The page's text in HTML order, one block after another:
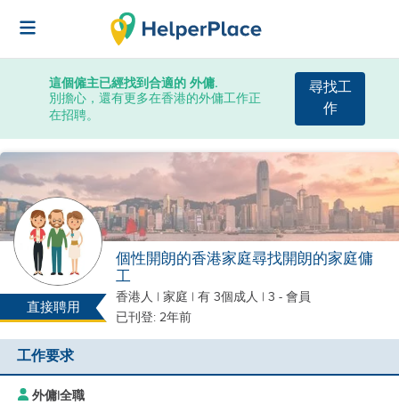
這個僱主已經找到合適的 外傭.
別擔心，還有更多在香港的外傭工作正
在招聘。
尋找工
作
直接聘用
個性開朗的香港家庭尋找開朗的家庭傭
工
香港人 | 家庭 | 有 3個成人 | 3 - 會員
已刊登: 2年前
工作要求
外傭|全職